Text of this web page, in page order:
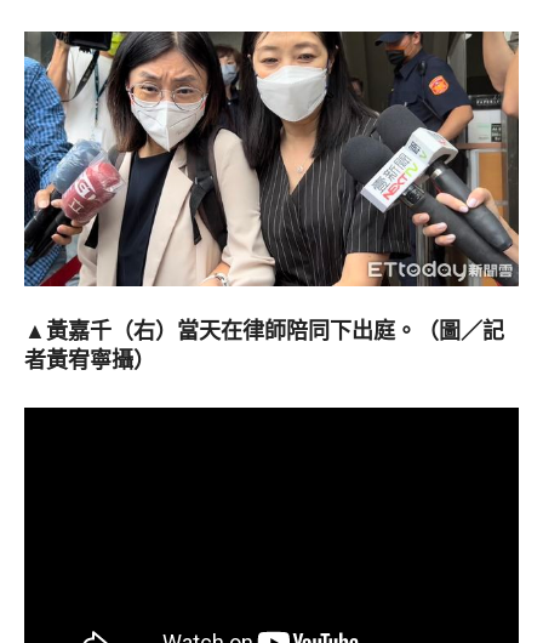
▲黃嘉千（右）當天在律師陪同下出庭。（圖／記
者黃宥寧攝）